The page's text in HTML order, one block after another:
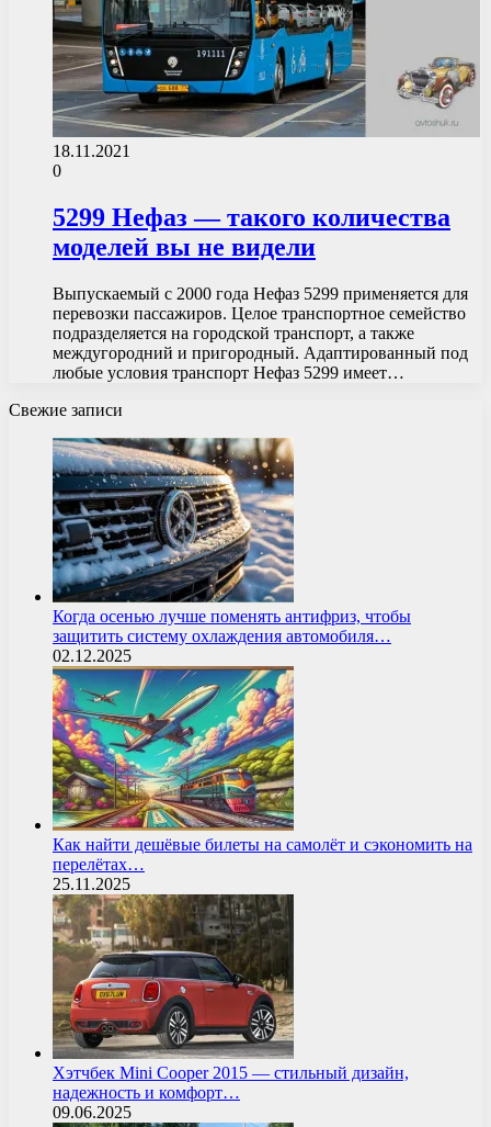
18.11.2021
0
5299 Нефаз — такого количества
моделей вы не видели
Выпускаемый с 2000 года Нефаз 5299 применяется для
перевозки пассажиров. Целое транспортное семейство
подразделяется на городской транспорт, а также
междугородний и пригородный. Адаптированный под
любые условия транспорт Нефаз 5299 имеет…
Свежие записи
Когда осенью лучше поменять антифриз, чтобы
защитить систему охлаждения автомобиля…
02.12.2025
Как найти дешёвые билеты на самолёт и сэкономить на
перелётах…
25.11.2025
Хэтчбек Mini Cooper 2015 — стильный дизайн,
надежность и комфорт…
09.06.2025